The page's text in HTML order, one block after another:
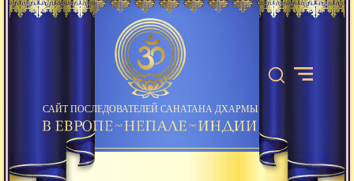
САЙТ ПОСЛЕДОВАТЕЛЕЙ САНАТАНА ДХАРМЫ